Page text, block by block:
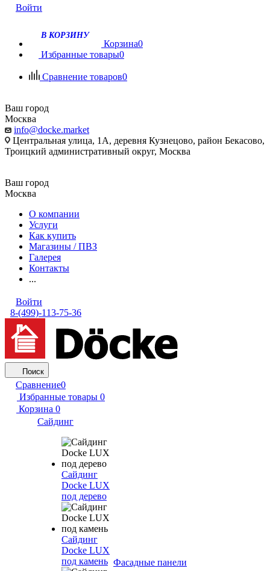
Войти
В КОРЗИНУ
Корзина0
Избранные товары0
Сравнение товаров0
Ваш город
Москва
info@docke.market
Центральная улица, 1А, деревня Кузнецово, район Бекасово,
Троицкий административный округ, Москва
Ваш город
Москва
О компании
Услуги
Как купить
Магазины / ПВЗ
Галерея
Контакты
...
Войти
8-(499)-113-75-36
Поиск
Сравнение0
Избранные товары 0
Корзина 0
Сайдинг
Сайдинг
Docke LUX
под дерево
Сайдинг
Docke LUX
под камень Фасадные панели